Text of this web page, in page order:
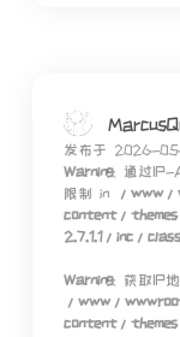
发布于 2026-
Warning: 通过IP-
限制 in
/www/
content/
2.7.1.1/inc/
Warning: 获取IP
/www/
content/